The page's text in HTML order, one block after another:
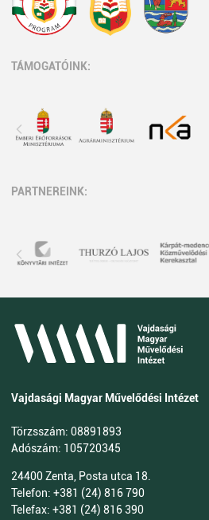
TÁMOGATÓINK:
PARTNEREINK:
Vajdasági Magyar Művelődési Intézet
Törzsszám: 08891893
Adószám: 105720345
24400 Zenta, Posta utca 18.
Telefon: +381 (24) 816 790
Telefax: +381 (24) 816 390